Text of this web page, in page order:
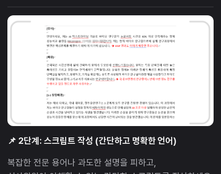
📌 2단계: 스크립트 작성 (간단하고 명확한 언어)
복잡한 전문 용어나 과도한 설명을 피하고,